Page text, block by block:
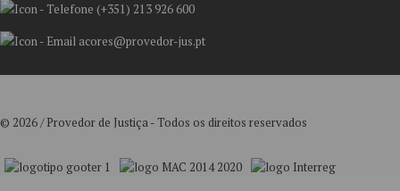
(+351) 213 926 600
acores@provedor-jus.pt
© 2026 / Provedor de Justiça - Todos os direitos reservados